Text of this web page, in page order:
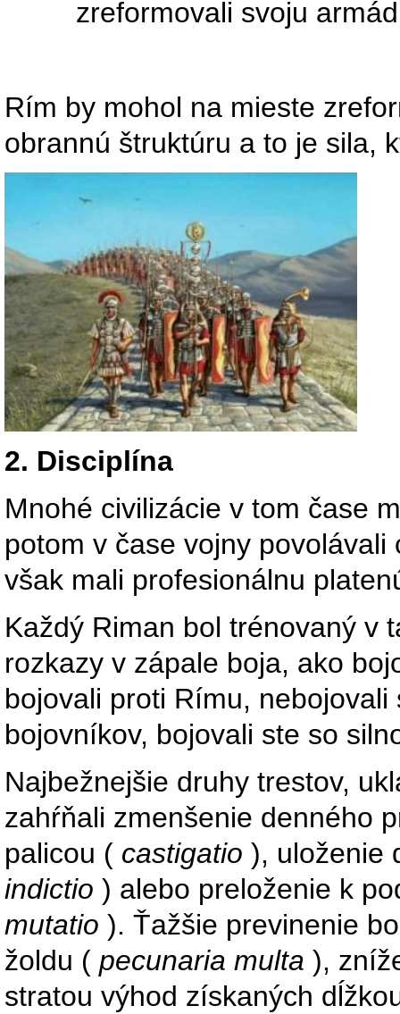
zreformovali svoju
Rím by mohol na mieste
obrannú štruktúru a to je sila,
2. Disciplína
Mnohé civilizácie v tom čase
potom v čase vojny
však mali profesionálnu
Každý Riman bol trénovaný v
rozkazy v zápale boja, ako
bojovali proti Rímu,
bojovníkov, bojovali ste so
Najbežnejšie druhy trestov,
zahŕňali zmenšenie denného
palicou ( castigatio ), uloženie
indictio ) alebo preloženie k
mutatio ). Ťažšie previnenie
žoldu ( pecunaria multa ),
stratou výhod získaných